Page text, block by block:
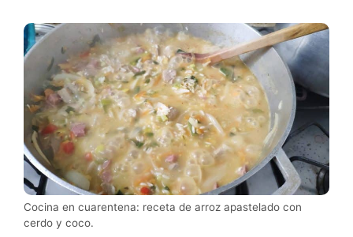
Cocina en cuarentena: receta de arroz apastelado con
cerdo y coco.